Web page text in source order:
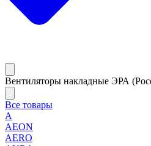
Вентиляторы накладные ЭРА
Все товары
A
AEON
AERO